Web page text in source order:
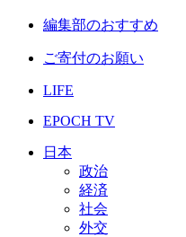
編集部のおすすめ
ご寄付のお願い
LIFE
EPOCH TV
日本
政治
経済
社会
外交